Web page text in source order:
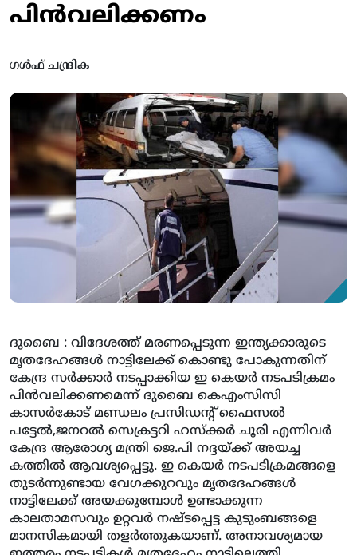
പിന്‍വലിക്കണം
ഗൾഫ് ചന്ദ്രിക
ദുബൈ : വിദേശത്ത് മരണപ്പെടുന്ന ഇന്ത്യക്കാരുടെ
മൃതദേഹങ്ങള്‍ നാട്ടിലേക്ക് കൊണ്ടു പോകുന്നതിന്
കേന്ദ്ര സര്‍ക്കാര്‍ നടപ്പാക്കിയ ഇ കെയര്‍ നടപടിക്രമം
പിന്‍വലിക്കണമെന്ന് ദുബൈ കെഎംസിസി
കാസര്‍കോട് മണ്ഡലം പ്രസിഡന്റ് ഫൈസല്‍
പട്ടേല്‍,ജനറല്‍ സെക്രട്ടറി ഹസ്‌ക്കര്‍ ചൂരി എന്നിവര്‍
കേന്ദ്ര ആരോഗ്യ മന്ത്രി ജെ.പി നദ്ദയ്ക്ക് അയച്ച
കത്തില്‍ ആവശ്യപ്പെട്ടു. ഇ കെയര്‍ നടപടിക്രമങ്ങളെ
തുടര്‍ന്നുണ്ടായ വേഗക്കുറവും മൃതദേഹങ്ങള്‍
നാട്ടിലേക്ക് അയക്കുമ്പോള്‍ ഉണ്ടാക്കുന്ന
കാലതാമസവും ഉറ്റവര്‍ നഷ്ടപ്പെട്ട കുടുംബങ്ങളെ
മാനസികമായി തളര്‍ത്തുകയാണ്. അനാവശ്യമായ